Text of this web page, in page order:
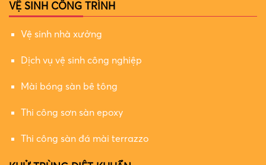
VỆ SINH CÔNG TRÌNH
Vệ sinh nhà xưởng
Dịch vụ vệ sinh công nghiệp
Mài bóng sàn bê tông
Thi công sơn sàn epoxy
Thi công sàn đá mài terrazzo